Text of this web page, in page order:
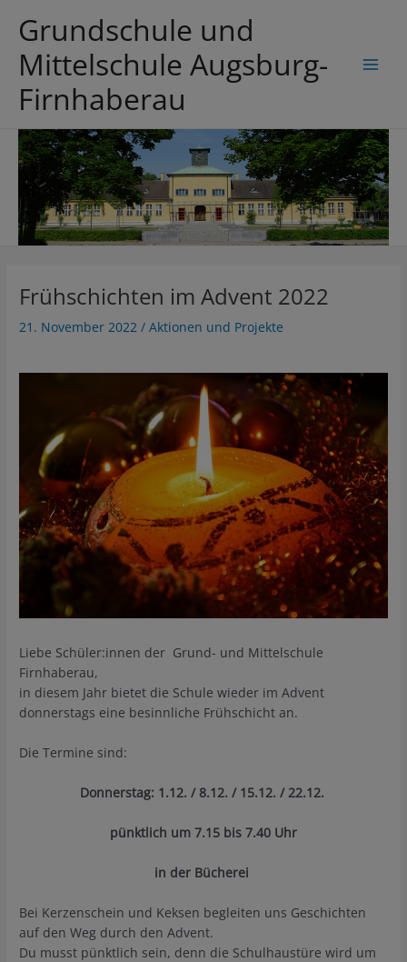
InhaltGrundschule und
Mittelschule Augsburg-
Firnhaberau
Frühschichten im Advent 2022
21. November 2022/Aktionen und Projekte
Liebe Schüler:innen der Grund- und Mittelschule
Firnhaberau,
in diesem Jahr bietet die Schule wieder im Advent
donnerstags eine besinnliche Frühschicht an.
Die Termine sind:
Donnerstag: 1.12. / 8.12. / 15.12. / 22.12.
pünktlich um 7.15 bis 7.40 Uhr
in der Bücherei
Bei Kerzenschein und Keksen begleiten uns Geschichten
auf den Weg durch den Advent.
Du musst pünktlich sein, denn die Schulhaustüre wird um